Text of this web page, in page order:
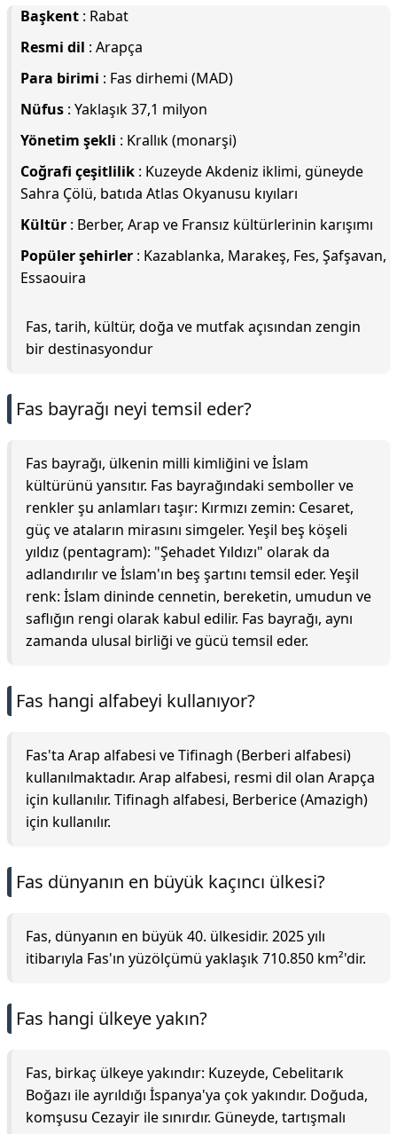
Başkent : Rabat
Resmi dil : Arapça
Para birimi : Fas dirhemi (MAD)
Nüfus : Yaklaşık 37,1 milyon
Yönetim şekli : Krallık (monarşi)
Coğrafi çeşitlilik : Kuzeyde Akdeniz iklimi, güneyde
Sahra Çölü, batıda Atlas Okyanusu kıyıları
Kültür : Berber, Arap ve Fransız kültürlerinin karışımı
Popüler şehirler : Kazablanka, Marakeş, Fes, Şafşavan,
Essaouira
Fas, tarih, kültür, doğa ve mutfak açısından zengin
bir destinasyondur
Fas bayrağı neyi temsil eder?
Fas bayrağı, ülkenin milli kimliğini ve İslam
kültürünü yansıtır. Fas bayrağındaki semboller ve
renkler şu anlamları taşır: Kırmızı zemin: Cesaret,
güç ve ataların mirasını simgeler. Yeşil beş köşeli
yıldız (pentagram): "Şehadet Yıldızı" olarak da
adlandırılır ve İslam'ın beş şartını temsil eder. Yeşil
renk: İslam dininde cennetin, bereketin, umudun ve
saflığın rengi olarak kabul edilir. Fas bayrağı, aynı
zamanda ulusal birliği ve gücü temsil eder.
Fas hangi alfabeyi kullanıyor?
Fas'ta Arap alfabesi ve Tifinagh (Berberi alfabesi)
kullanılmaktadır. Arap alfabesi, resmi dil olan Arapça
için kullanılır. Tifinagh alfabesi, Berberice (Amazigh)
için kullanılır.
Fas dünyanın en büyük kaçıncı ülkesi?
Fas, dünyanın en büyük 40. ülkesidir. 2025 yılı
itibarıyla Fas'ın yüzölçümü yaklaşık 710.850 km²'dir.
Fas hangi ülkeye yakın?
Fas, birkaç ülkeye yakındır: Kuzeyde, Cebelitarık
Boğazı ile ayrıldığı İspanya'ya çok yakındır. Doğuda,
komşusu Cezayir ile sınırdır. Güneyde, tartışmalı